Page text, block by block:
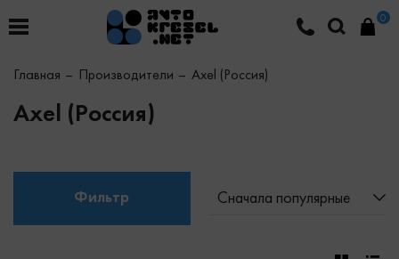
0
Главная Производители Axel (Россия)
Axel (Россия)
Фильтр Сначала популярные